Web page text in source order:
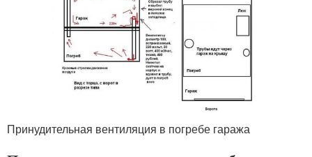
Принудительная вентиляция в погребе гаража